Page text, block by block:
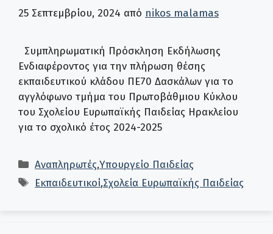
25 Σεπτεμβρίου, 2024 από nikos malamas
Συμπληρωματική Πρόσκληση Εκδήλωσης
Ενδιαφέροντος για την πλήρωση θέσης
εκπαιδευτικού κλάδου ΠΕ70 Δασκάλων για το
αγγλόφωνο τμήμα του Πρωτοβάθμιου Κύκλου
του Σχολείου Ευρωπαϊκής Παιδείας Ηρακλείου
για το σχολικό έτος 2024-2025
Κατηγορίες
Αναπληρωτές,Υπουργείο Παιδείας
Ετικέτες
Εκπαιδευτικοί,Σχολεία Ευρωπαϊκής Παιδείας